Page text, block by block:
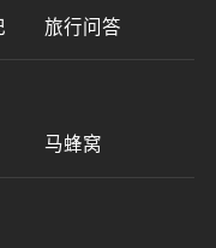
旅行问答
马蜂窝